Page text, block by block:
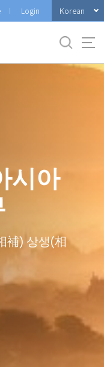
Login Korean
시아
補) 상생(相